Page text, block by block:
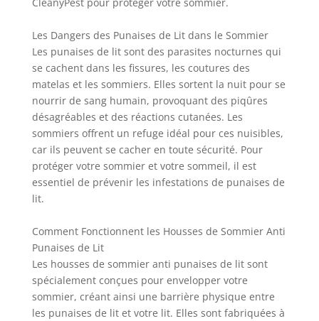
Les Dangers des Punaises de Lit dans le Sommier
Les punaises de lit sont des parasites nocturnes qui
se cachent dans les fissures, les coutures des
matelas et les sommiers. Elles sortent la nuit pour se
nourrir de sang humain, provoquant des piqûres
désagréables et des réactions cutanées. Les
sommiers offrent un refuge idéal pour ces nuisibles,
car ils peuvent se cacher en toute sécurité. Pour
protéger votre sommier et votre sommeil, il est
essentiel de prévenir les infestations de punaises de
lit.
Comment Fonctionnent les Housses de Sommier Anti
Punaises de Lit
Les housses de sommier anti punaises de lit sont
spécialement conçues pour envelopper votre
sommier, créant ainsi une barrière physique entre
les punaises de lit et votre lit. Elles sont fabriquées à